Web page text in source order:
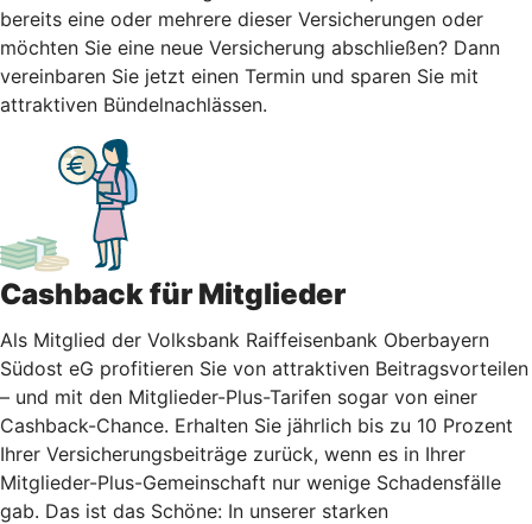
bereits eine oder mehrere dieser Versicherungen oder
möchten Sie eine neue Versicherung abschließen? Dann
vereinbaren Sie jetzt einen Termin und sparen Sie mit
attraktiven Bündelnachlässen.
Cashback für Mitglieder
Als Mitglied der Volksbank Raiffeisenbank Oberbayern
Südost eG profitieren Sie von attraktiven Beitragsvorteilen
– und mit den Mitglieder-Plus-Tarifen sogar von einer
Cashback-Chance. Erhalten Sie jährlich bis zu 10 Prozent
Ihrer Versicherungsbeiträge zurück, wenn es in Ihrer
Mitglieder-Plus-Gemeinschaft nur wenige Schadensfälle
gab. Das ist das Schöne: In unserer starken